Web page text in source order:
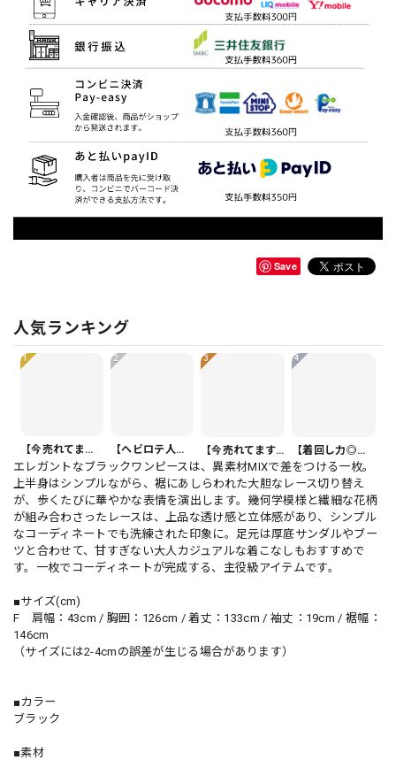
Save
人気ランキング
1
【今売れてます】ボタンフロント バルーンシルエット ハーフ丈 パンツ 1color PT0407
2
【ヘビロテ人気】カジュアルクロップドパンツ PT0341
3
【今売れてます】ボタンフロント オーバーサイズ 半袖 シャツワンピース 1color ON1035
4
【着回し力◎セット】フリル 半袖 クロップド シャツカラー ブラウス＆ワイドレッグパンツ（上下個別） 1color ST0219
エレガントなブラックワンピースは、異素材MIXで差をつける一枚。
上半身はシンプルながら、裾にあしらわれた大胆なレース切り替え
が、歩くたびに華やかな表情を演出します。幾何学模様と繊細な花柄
が組み合わさったレースは、上品な透け感と立体感があり、シンプル
なコーディネートでも洗練された印象に。足元は厚底サンダルやブー
ツと合わせて、甘すぎない大人カジュアルな着こなしもおすすめで
す。一枚でコーディネートが完成する、主役級アイテムです。
■サイズ(cm)
F 肩幅：43cm / 胸囲：126cm / 着丈：133cm / 袖丈：19cm / 裾幅：
146cm
（サイズには2-4cmの誤差が生じる場合があります）
■カラー
ブラック
■素材